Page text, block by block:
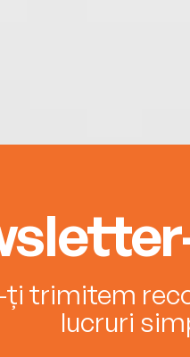
trimitem
lucruri